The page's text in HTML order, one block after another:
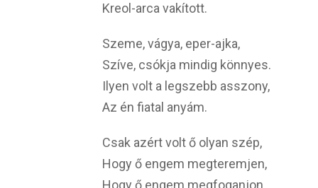
Kreol-arca vakított.
Szeme, vágya, eper-ajka,
Szíve, csókja mindig könnyes.
Ilyen volt a legszebb asszony,
Az én fiatal anyám.
Csak azért volt ő olyan szép,
Hogy ő engem megteremjen,
Hogy ő engem megfoganjon